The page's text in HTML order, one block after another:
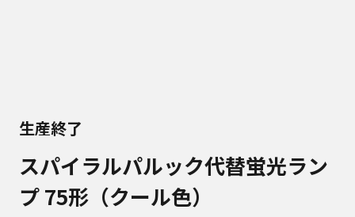
生産終了
スパイラルパルック代替蛍光ラン
プ 75形（クール色）